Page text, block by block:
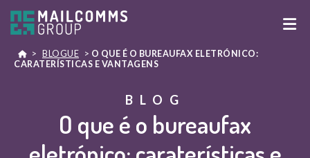
> BLOGUE > O QUE É O BUREAUFAX ELETRÓNICO:
CARATERÍSTICAS E VANTAGENS
BLOG
O que é o bureaufax